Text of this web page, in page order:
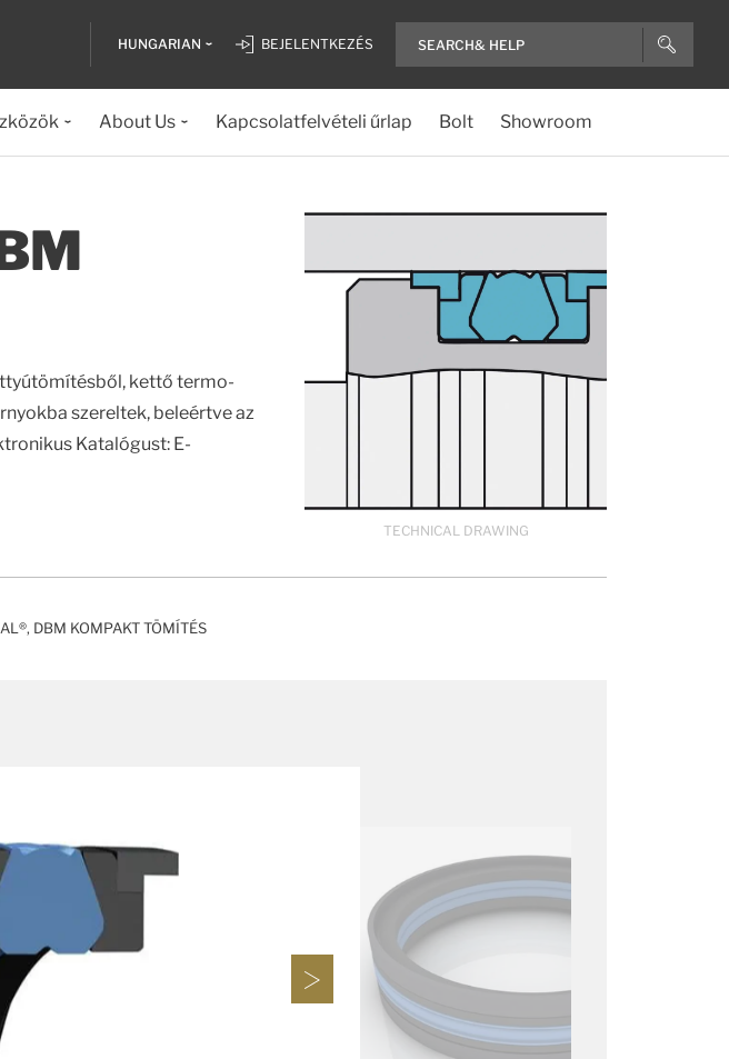
HUNGARIAN BEJELENTKEZÉS
About Us Kapcsolatfelvételi űrlap Bolt Showroom
kettő termo-
szereltek, beleértve az
Katalógust: E-
TECHNICAL DRAWING
DBM KOMPAKT TÖMÍTÉS